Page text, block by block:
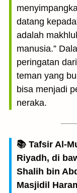
datang
adalah
manusia.”
peringatan
teman yang
bisa menjadi
neraka.
📚 Tafsir Al-
Riyadh, di
Shalih bin
Masjidil